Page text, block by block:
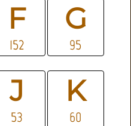
F
152
G
95
J
53
K
60